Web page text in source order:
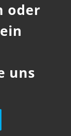
oder
uns